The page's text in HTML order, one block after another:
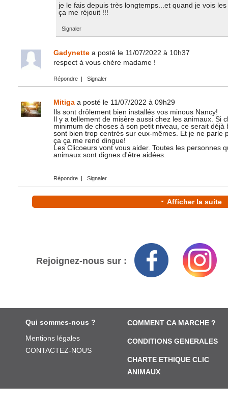
je le fais depuis très longtemps...et quand je vois
ça me réjouit !!!
Signaler
Gadynette a posté le 11/07/2022 à 10h37
respect à vous chère madame !
Répondre | Signaler
Mitiga a posté le 11/07/2022 à 09h29
Ils sont drôlement bien installés vos minous Nancy!
Il y a tellement de misère aussi chez les animaux. Si
minimum de choses à son petit niveau, ce serait
sont bien trop centrés sur eux-mêmes. Et je ne parle
ça ça me rend dingue!
Les Clicoeurs vont vous aider. Toutes les personnes
animaux sont dignes d'être aidées.
Répondre | Signaler
Afficher la suite
Rejoignez-nous sur :
Qui sommes-nous ?
Mentions légales
CONTACTEZ-NOUS
COMMENT CA MARCHE ?
CONDITIONS GENERALES
CHARTE ETHIQUE CLIC
ANIMAUX